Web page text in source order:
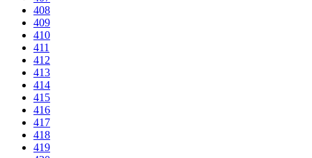
408
409
410
411
412
413
414
415
416
417
418
419